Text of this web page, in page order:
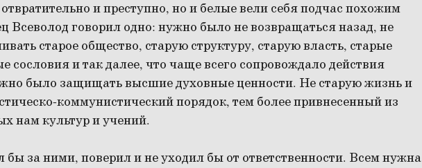
и преступно, но и белые вели себя подчас похожим
Всеволод говорил одно: нужно было не возвращаться назад, не
старое общество, старую структуру, старую власть, старые
сословия и так далее, что чаще всего сопровождало действия
было защищать высшие духовные ценности. Не старую жизнь и
коммунистический порядок, тем более привнесенный из
нам культур и учений.
бы за ними, поверил и не уходил бы от ответственности. Всем нужна